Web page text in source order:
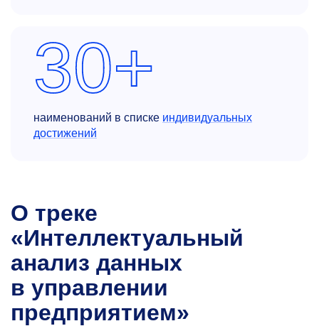
30+
наименований в списке индивидуальных
достижений
О треке
«Интеллектуальный
анализ данных
в управлении
предприятием»